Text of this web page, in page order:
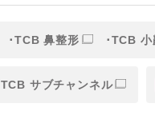
TCB 鼻整形 TCB 小
TCB サブチャンネル